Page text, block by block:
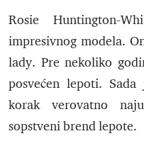
Rosie Huntington-
impresivnog modela.
lady. Pre nekoliko
posvećen lepoti.
korak verovatno
sopstveni brend lepote.